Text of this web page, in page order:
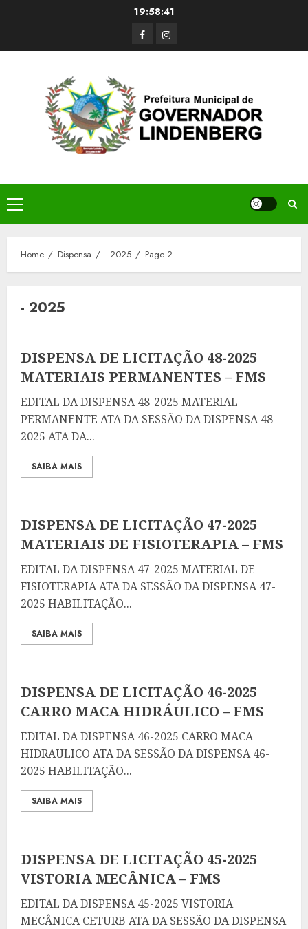
19:58:41
FacerbookInstagram
Primary
Menu
Home Dispensa - 2025 Page 2
- 2025
DISPENSA DE LICITAÇÃO 48-2025
MATERIAIS PERMANENTES – FMS
EDITAL DA DISPENSA 48-2025 MATERIAL
PERMANENTE ATA DA SESSÃO DA DISPENSA 48-
2025 ATA DA...
SAIBA MAIS
DISPENSA DE LICITAÇÃO 47-2025
MATERIAIS DE FISIOTERAPIA – FMS
EDITAL DA DISPENSA 47-2025 MATERIAL DE
FISIOTERAPIA ATA DA SESSÃO DA DISPENSA 47-
2025 HABILITAÇÃO...
SAIBA MAIS
DISPENSA DE LICITAÇÃO 46-2025
CARRO MACA HIDRÁULICO – FMS
EDITAL DA DISPENSA 46-2025 CARRO MACA
HIDRAULICO ATA DA SESSÃO DA DISPENSA 46-
2025 HABILITAÇÃO...
SAIBA MAIS
DISPENSA DE LICITAÇÃO 45-2025
VISTORIA MECÂNICA – FMS
EDITAL DA DISPENSA 45-2025 VISTORIA
MECÂNICA CETURB ATA DA SESSÃO DA DISPENSA